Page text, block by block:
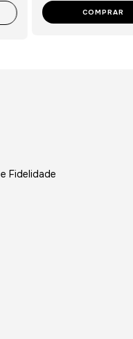
COMPRAR
Fidelidade